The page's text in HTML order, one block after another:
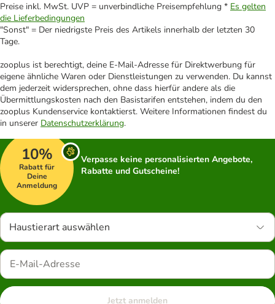
Preise inkl. MwSt. UVP = unverbindliche Preisempfehlung * Es gelten
die Lieferbedingungen
"Sonst" = Der niedrigste Preis des Artikels innerhalb der letzten 30
Tage.
zooplus ist berechtigt, deine E-Mail-Adresse für Direktwerbung für
eigene ähnliche Waren oder Dienstleistungen zu verwenden. Du kannst
dem jederzeit widersprechen, ohne dass hierfür andere als die
Übermittlungskosten nach den Basistarifen entstehen, indem du den
zooplus Kundenservice kontaktierst. Weitere Informationen findest du
in unserer Datenschutzerklärung.
10%
Rabatt für
Deine
Anmeldung
Verpasse keine personalisierten Angebote,
Rabatte und Gutscheine!
Haustierart auswählen
Jetzt anmelden